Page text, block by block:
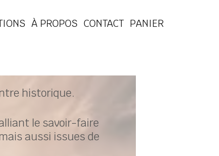
À PROPOS CONTACT PANIER
historique.
le savoir-faire
aussi issues de